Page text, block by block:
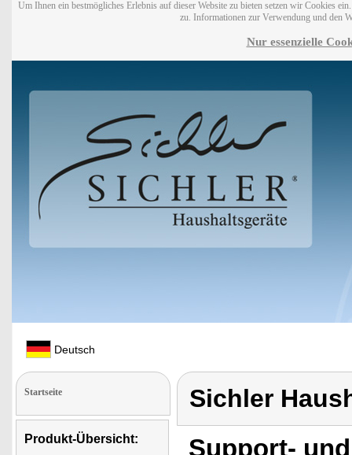
Um Ihnen ein bestmögliches Erlebnis auf dieser Website zu bieten setzen wir Cookies
zu. Informationen zur Verwendung und den
Nur essenzielle
Deutsch
Startseite
Produkt-Übersicht:
Sichler
Support-